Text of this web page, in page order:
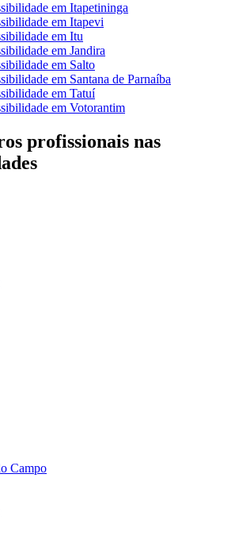
em Itapetininga
em Itapevi
em Itu
em Jandira
em Salto
em Santana de Parnaíba
em Tatuí
em Votorantim
profissionais nas
Campo